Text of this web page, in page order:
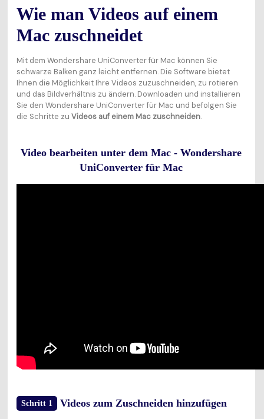
Wie man Videos auf einem
Mac zuschneidet
Mit dem Wondershare UniConverter für Mac können Sie
schwarze Balken ganz leicht entfernen. Die Software bietet
Ihnen die Möglichkeit Ihre Videos zuzuschneiden, zu rotieren
und das Bildverhältnis zu ändern. Downloaden und installieren
Sie den Wondershare UniConverter für Mac und befolgen Sie
die Schritte zu Videos auf einem Mac zuschneiden.
Video bearbeiten unter dem Mac - Wondershare
UniConverter für Mac
Schritt 1 Videos zum Zuschneiden hinzufügen